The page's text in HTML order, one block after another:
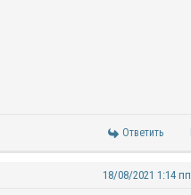
Ответить
18/08/2021 1:14 пп